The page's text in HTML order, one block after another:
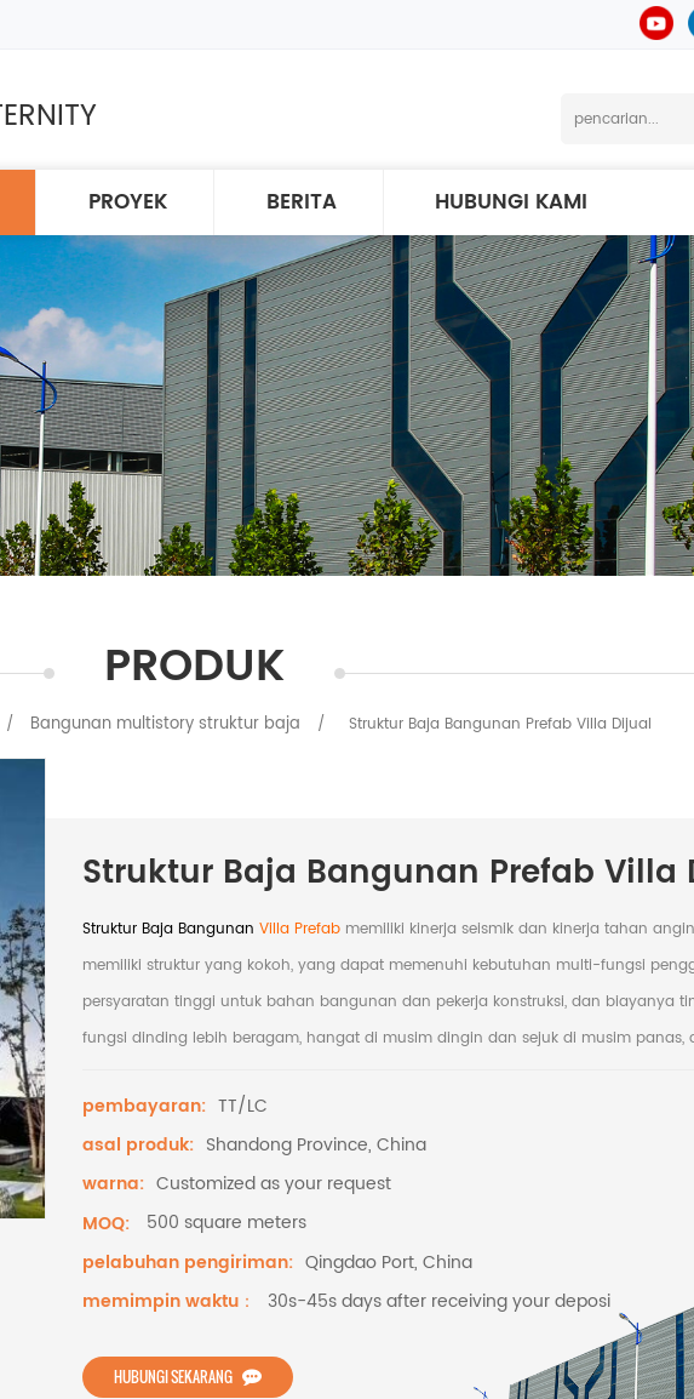
PROYEK BERITA HUBUNGI KAMI
PRODUK
/ Bangunan multistory struktur baja / Struktur Baja Bangunan Prefab Villa Dijual
Struktur Baja Bangunan Prefab Villa
Struktur Baja Bangunan Villa Prefab memiliki kinerja seismik dan kinerja tahan
memiliki struktur yang kokoh, yang dapat memenuhi kebutuhan multi-fungsi
persyaratan tinggi untuk bahan bangunan dan pekerja konstruksi, dan biayanya
fungsi dinding lebih beragam, hangat di musim dingin dan sejuk di musim
pembayaran: TT/LC
asal produk: Shandong Province, China
warna: Customized as your request
MOQ:
500 square meters
pelabuhan pengiriman: Qingdao Port, China
memimpin waktu：
30s-45s days after receiving your deposi
HUBUNGI SEKARANG